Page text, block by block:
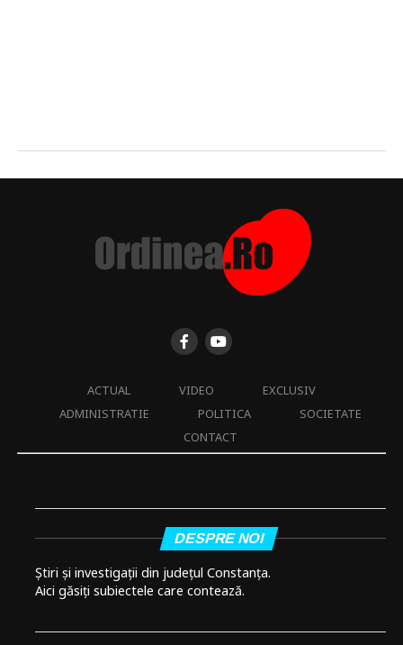
ACTUAL VIDEO
EXCLUSIV
ADMINISTRATIE
POLITICA
SOCIETATE
CONTACT
DESPRE NOI
Știri și investigații din județul Constanța.
Aici găsiți subiectele care contează.